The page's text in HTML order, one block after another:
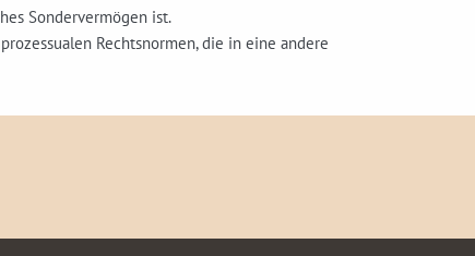
Sondervermögen ist.
Rechtsnormen, die in eine andere